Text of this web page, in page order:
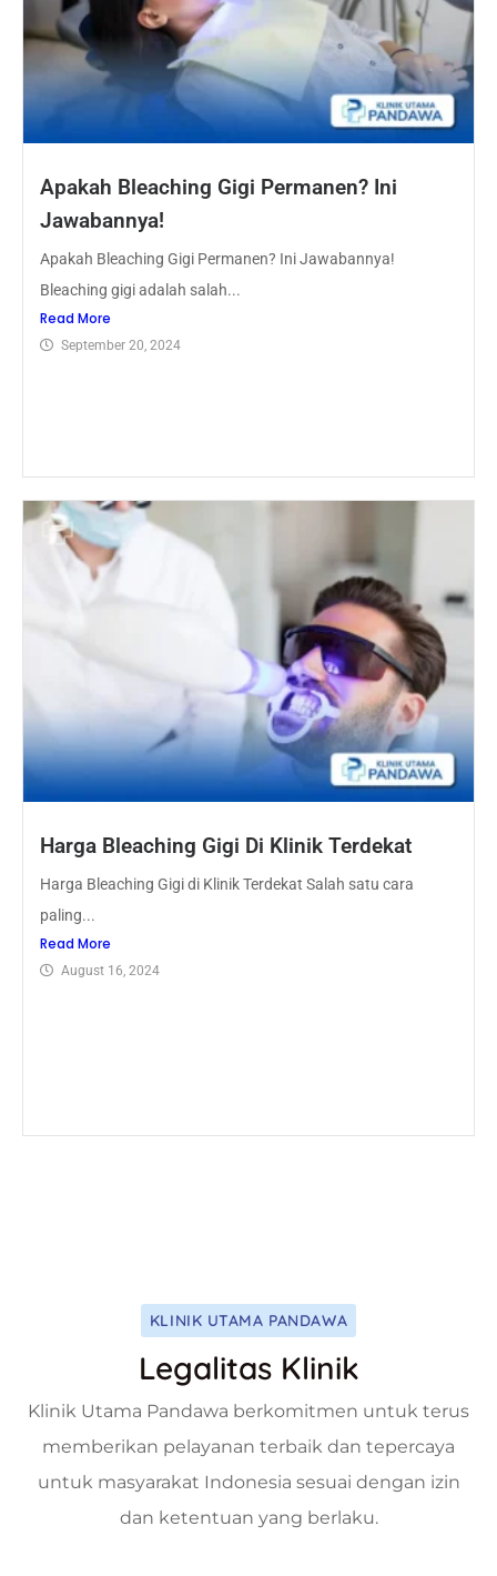
Apakah Bleaching Gigi Permanen? Ini
Jawabannya!
Apakah Bleaching Gigi Permanen? Ini Jawabannya!
Bleaching gigi adalah salah...
Read More
September 20, 2024
Harga Bleaching Gigi Di Klinik Terdekat
Harga Bleaching Gigi di Klinik Terdekat Salah satu cara
paling...
Read More
August 16, 2024
KLINIK UTAMA PANDAWA
Legalitas Klinik
Klinik Utama Pandawa berkomitmen untuk terus
memberikan pelayanan terbaik dan tepercaya
untuk masyarakat Indonesia sesuai dengan izin
dan ketentuan yang berlaku.